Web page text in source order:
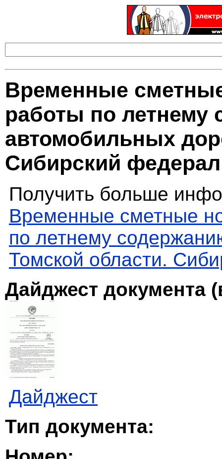
Временные
работы по летнему
автомобильных
Сибирский
Получить больше
Временные сметные
по летнему
Томской области.
Дайджест документа
Дайджест
Тип документа: